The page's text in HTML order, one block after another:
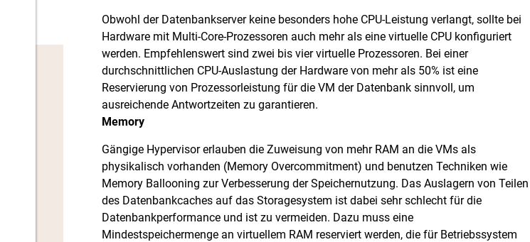
Obwohl der Datenbankserver keine besonders hohe CPU-Leistung verlangt, sollte bei
Hardware mit Multi-Core-Prozessoren auch mehr als eine virtuelle CPU konfiguriert
werden. Empfehlenswert sind zwei bis vier virtuelle Prozessoren. Bei einer
durchschnittlichen CPU-Auslastung der Hardware von mehr als 50% ist eine
Reservierung von Prozessorleistung für die VM der Datenbank sinnvoll, um
ausreichende Antwortzeiten zu garantieren.
Memory
Gängige Hypervisor erlauben die Zuweisung von mehr RAM an die VMs als
physikalisch vorhanden (Memory Overcommitment) und benutzen Techniken wie
Memory Ballooning zur Verbesserung der Speichernutzung. Das Auslagern von Teilen
des Datenbankcaches auf das Storagesystem ist dabei sehr schlecht für die
Datenbankperformance und ist zu vermeiden. Dazu muss eine
Mindestspeichermenge an virtuellem RAM reserviert werden, die für Betriebssystem